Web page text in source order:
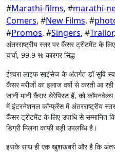
#Marathi-films, #marathi-
Comers, #New Films, #
#Promos, #Singers, #Trailor
अंतरराष्ट्रीय स्तर पर कैंसर ट्रीटमेंट के लिए डॉ सुवि स्वामी के बताए गए प्रोटोकॉल की
चर्चा, 99.9 % कारगर सिद्ध
ईश्वरा लाइफ साइंसेज के अंतर्गत डॉ सुवि
कैंसर मरीजों का इलाज वर्षो से करती आ
जानी मानी कैंसर थेरेपिस्ट हैं, को कॉमनवेल्थ
में इंटरनेशनल कॉन्फ्रेंस में अंतरराष्ट्रीय
कैंसर ट्रीटमेंट के लिए उपाधि से सम्मानित
डिग्री मिलना काफी बड़ी उपलब्धि है।
इसके साथ ही एक खुशखबरी और है कि